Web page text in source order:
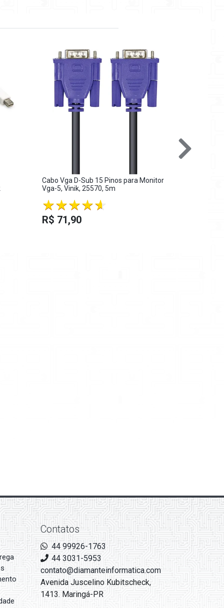
Cabo Vga D-Sub 15 Pinos para Monitor
Vga-5, Vinik, 25570, 5m
R$ 71,90
Contatos
44 99926-1763
44 3031-5953
contato@diamanteinformatica.com
Avenida Juscelino Kubitscheck,
1413. Maringá-PR